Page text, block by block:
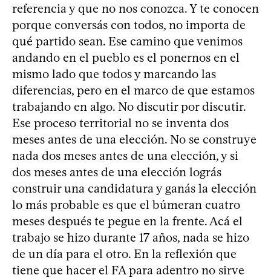
referencia y que no nos conozca. Y te conocen
porque conversás con todos, no importa de
qué partido sean. Ese camino que venimos
andando en el pueblo es el ponernos en el
mismo lado que todos y marcando las
diferencias, pero en el marco de que estamos
trabajando en algo. No discutir por discutir.
Ese proceso territorial no se inventa dos
meses antes de una elección. No se construye
nada dos meses antes de una elección, y si
dos meses antes de una elección lográs
construir una candidatura y ganás la elección
lo más probable es que el búmeran cuatro
meses después te pegue en la frente. Acá el
trabajo se hizo durante 17 años, nada se hizo
de un día para el otro. En la reflexión que
tiene que hacer el FA para adentro no sirve